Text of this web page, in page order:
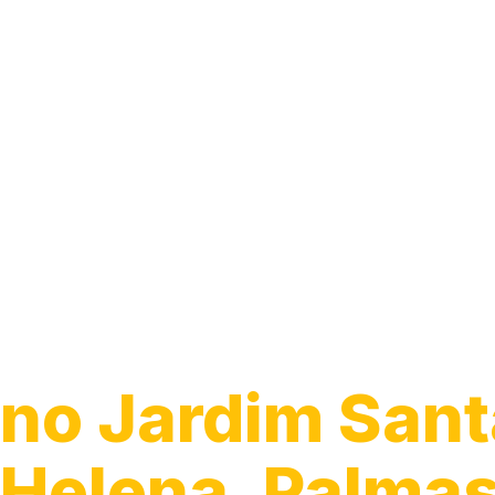
no Jardim